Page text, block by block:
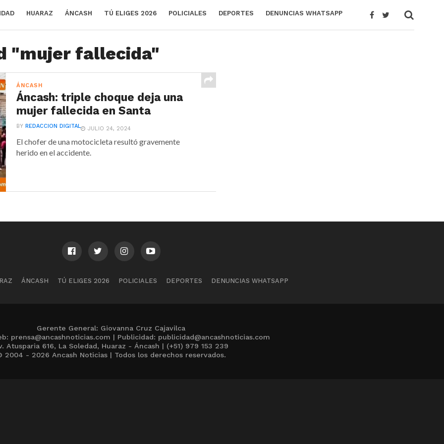
HUARAZ ÁNCASH TÚ ELIGES 2026 POLICIALES DEPORTES DENUNCIAS WHATSAPP
"mujer fallecida"
ÁNCASH
Áncash: triple choque deja una
mujer fallecida en Santa
BYREDACCION DIGITAL JULIO 24, 2024
El chofer de una motocicleta resultó gravemente
herido en el accidente.
ÁNCASH TÚ ELIGES 2026 POLICIALES DEPORTES DENUNCIAS WHATSAPP
Gerente General: Giovanna Cruz Cajavilca
prensa@ancashnoticias.com | Publicidad: publicidad@ancashnoticias.com
Atusparia 616, La Soledad, Huaraz - Áncash | (+51) 979 153 239
2004 - 2026 Ancash Noticias | Todos los derechos reservados.